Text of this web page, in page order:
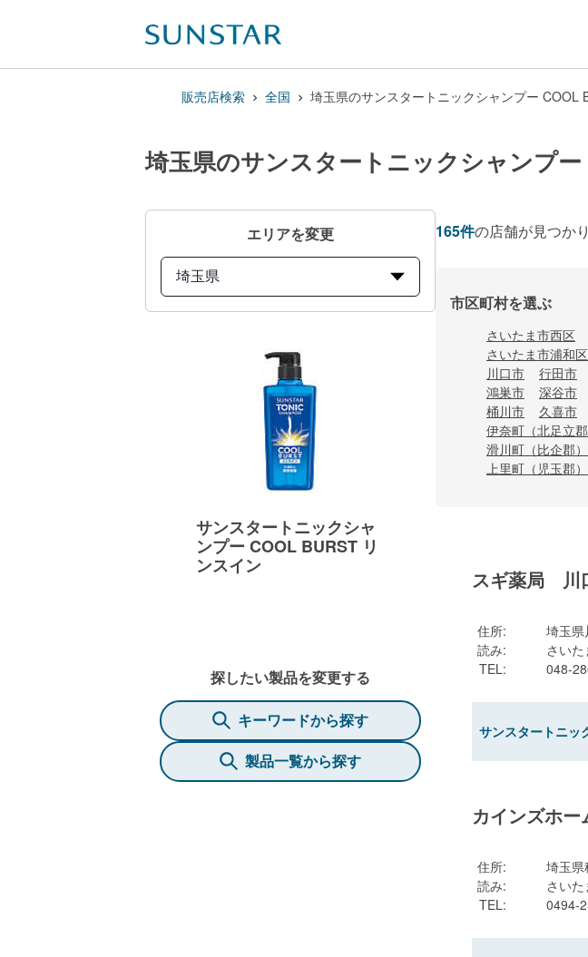
販売店検索 全国 埼玉県のサンスタートニックシャンプー COOL
埼玉県のサンスタートニックシャンプ
エリアを変更
埼玉県
サンスタートニックシャ
ンプー COOL BURST リ
ンスイン
探したい製品を変更する
キーワードから探す
製品一覧から探す
165件の店舗が見つか
市区町村を選ぶ
さいたま市西区
さいたま市浦和区
川口市
行田市
鴻巣市
深谷市
桶川市
久喜市
伊奈町（北足立郡
滑川町（比企郡）
上里町（児玉郡）
スギ薬局 川
住所:
埼玉県
読み:
さい
TEL: 048-
サンスタートニッ
カインズホー
住所:
埼玉県
読み:
さい
TEL: 0494-